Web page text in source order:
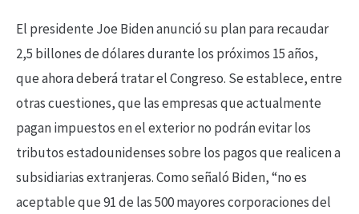
El presidente Joe Biden anunció su plan para recaudar
2,5 billones de dólares durante los próximos 15 años,
que ahora deberá tratar el Congreso. Se establece, entre
otras cuestiones, que las empresas que actualmente
pagan impuestos en el exterior no podrán evitar los
tributos estadounidenses sobre los pagos que realicen a
subsidiarias extranjeras. Como señaló Biden, “no es
aceptable que 91 de las 500 mayores corporaciones del